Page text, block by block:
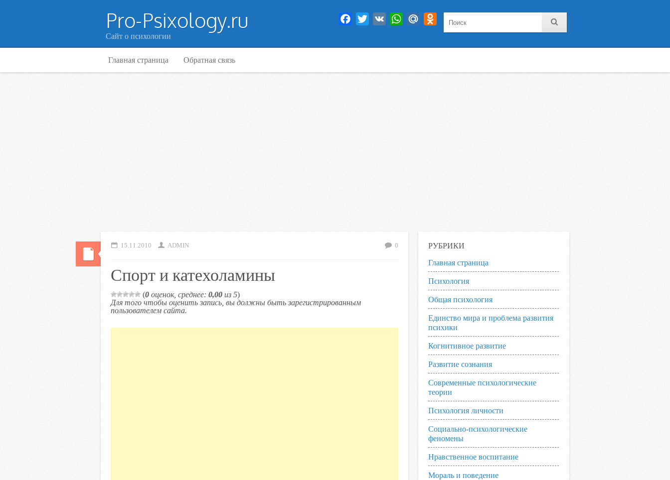
Pro-Psixology.ru
Сайт о психологии
Facebook
Twitter VK WhatsAppMail.RuOdnoklassniki
Главная страница Обратная связь
15.11.2010 ADMIN 0
Спорт и катехоламины
(0 оценок, среднее: 0,00 из 5)
Для того чтобы оценить запись, вы должны быть зарегистрированным
пользователем сайта.
РУБРИКИ
Главная страница
Психология
Общая психология
Единство мира и проблема развития
психики
Когнитивное развитие
Развитие сознания
Современные психологические
теории
Психология личности
Социально-психологические
феномены
Нравственное воспитание
Мораль и поведение